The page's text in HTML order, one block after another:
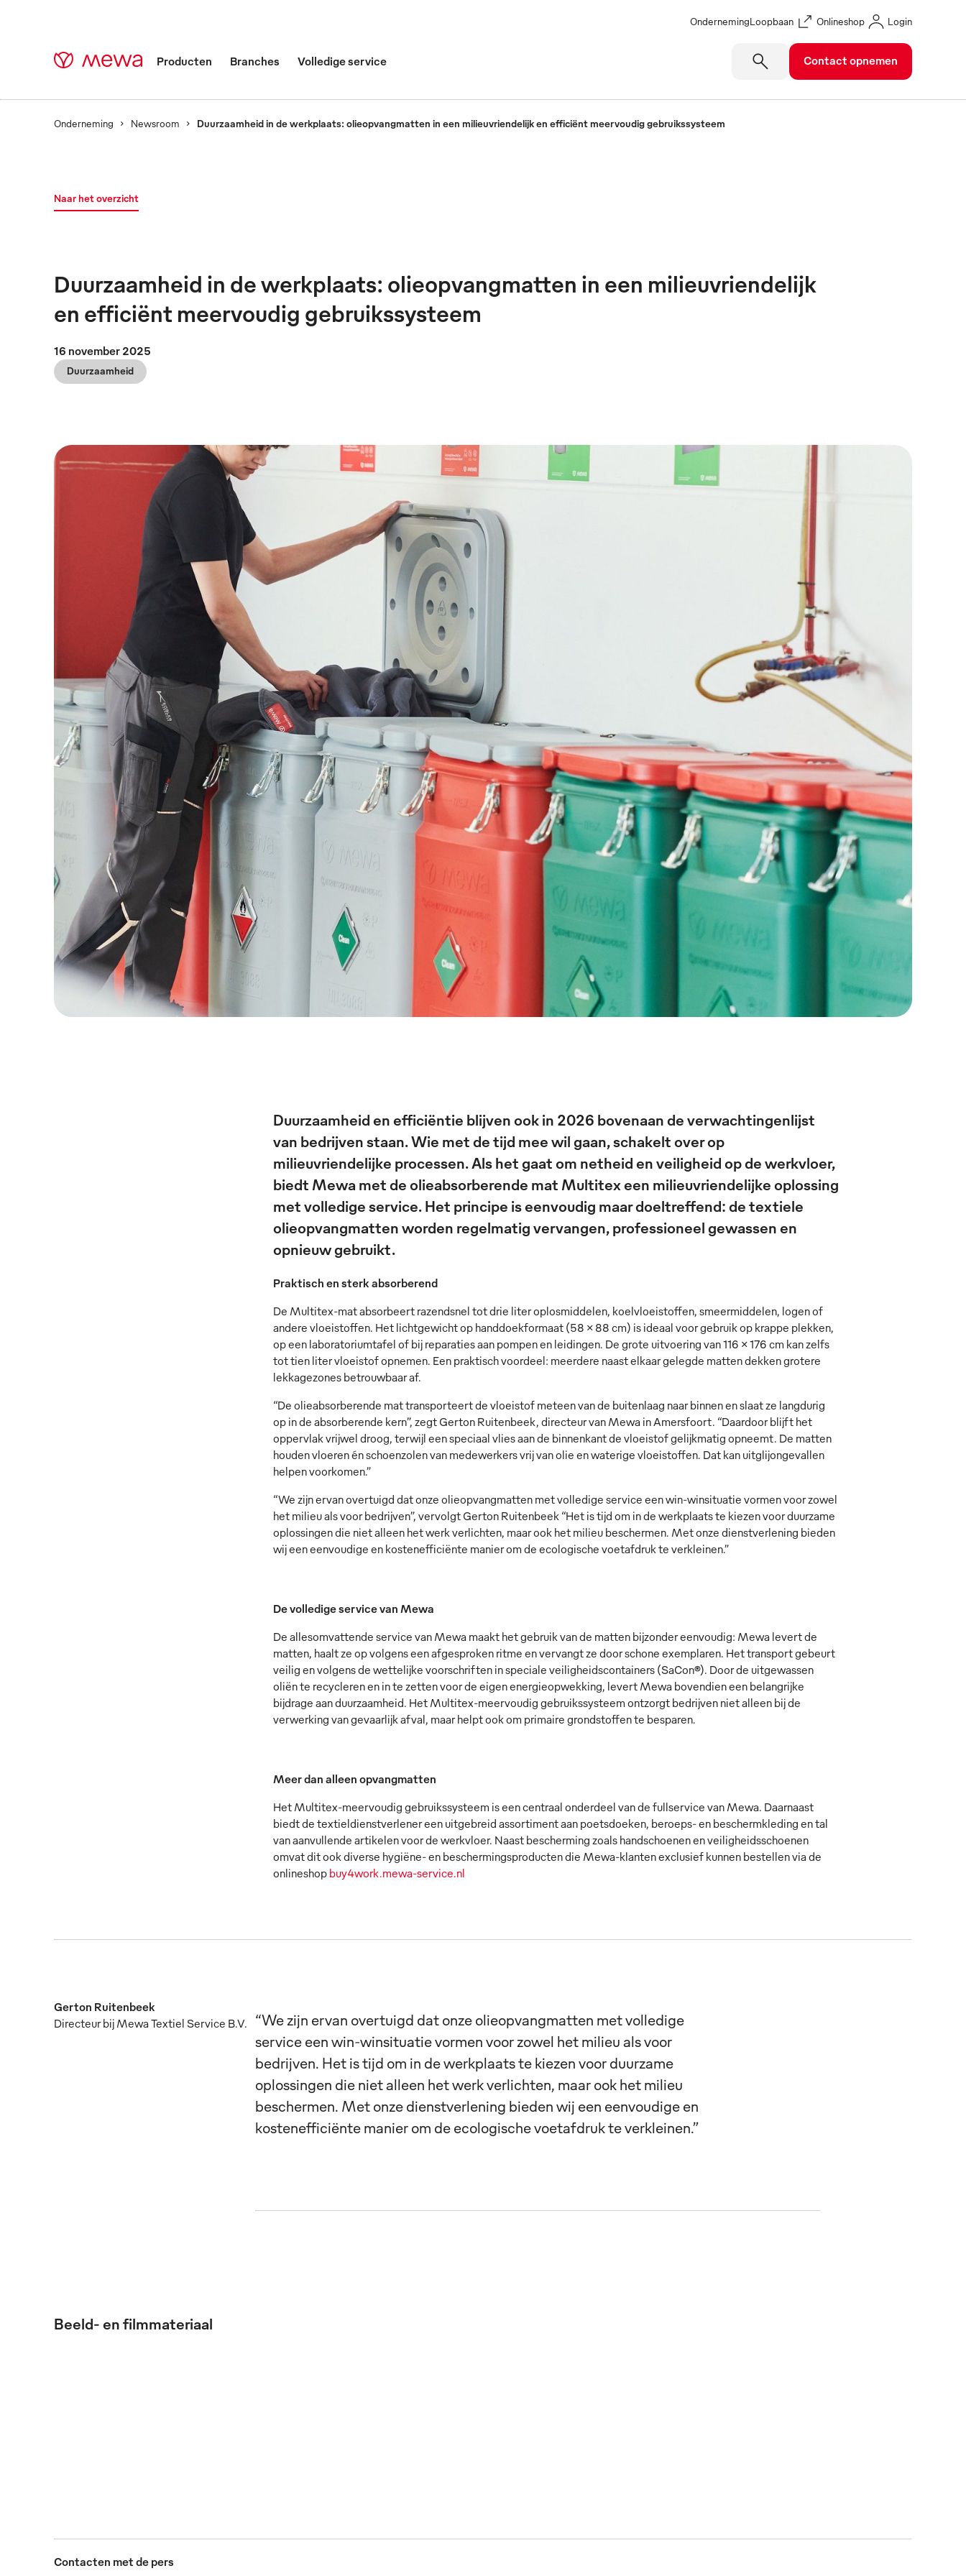
OndernemingLoopbaan Onlineshop Login
Producten Branches Volledige service Contact opnemen
Onderneming Newsroom Duurzaamheid in de werkplaats: olieopvangmatten in een milieuvriendelijk en efficiënt meervoudig gebruikssysteem
Naar het overzicht
Duurzaamheid in de werkplaats: olieopvangmatten in een milieuvriendelijk
en efficiënt meervoudig gebruikssysteem
16 november 2025
Duurzaamheid
Duurzaamheid en efficiëntie blijven ook in 2026 bovenaan de verwachtingenlijst
van bedrijven staan. Wie met de tijd mee wil gaan, schakelt over op
milieuvriendelijke processen. Als het gaat om netheid en veiligheid op de werkvloer,
biedt Mewa met de olieabsorberende mat Multitex een milieuvriendelijke oplossing
met volledige service. Het principe is eenvoudig maar doeltreffend: de textiele
olieopvangmatten worden regelmatig vervangen, professioneel gewassen en
opnieuw gebruikt.
Praktisch en sterk absorberend
De Multitex-mat absorbeert razendsnel tot drie liter oplosmiddelen, koelvloeistoffen, smeermiddelen, logen of
andere vloeistoffen. Het lichtgewicht op handdoekformaat (58 x 88 cm) is ideaal voor gebruik op krappe plekken,
op een laboratoriumtafel of bij reparaties aan pompen en leidingen. De grote uitvoering van 116 x 176 cm kan zelfs
tot tien liter vloeistof opnemen. Een praktisch voordeel: meerdere naast elkaar gelegde matten dekken grotere
lekkagezones betrouwbaar af.
“De olieabsorberende mat transporteert de vloeistof meteen van de buitenlaag naar binnen en slaat ze langdurig
op in de absorberende kern”, zegt Gerton Ruitenbeek, directeur van Mewa in Amersfoort. “Daardoor blijft het
oppervlak vrijwel droog, terwijl een speciaal vlies aan de binnenkant de vloeistof gelijkmatig opneemt. De matten
houden vloeren én schoenzolen van medewerkers vrij van olie en waterige vloeistoffen. Dat kan uitglijongevallen
helpen voorkomen.”
“We zijn ervan overtuigd dat onze olieopvangmatten met volledige service een win-winsituatie vormen voor zowel
het milieu als voor bedrijven”, vervolgt Gerton Ruitenbeek “Het is tijd om in de werkplaats te kiezen voor duurzame
oplossingen die niet alleen het werk verlichten, maar ook het milieu beschermen. Met onze dienstverlening bieden
wij een eenvoudige en kostenefficiënte manier om de ecologische voetafdruk te verkleinen.”
De volledige service van Mewa
De allesomvattende service van Mewa maakt het gebruik van de matten bijzonder eenvoudig: Mewa levert de
matten, haalt ze op volgens een afgesproken ritme en vervangt ze door schone exemplaren. Het transport gebeurt
veilig en volgens de wettelijke voorschriften in speciale veiligheidscontainers (SaCon®). Door de uitgewassen
oliën te recycleren en in te zetten voor de eigen energieopwekking, levert Mewa bovendien een belangrijke
bijdrage aan duurzaamheid. Het Multitex-meervoudig gebruikssysteem ontzorgt bedrijven niet alleen bij de
verwerking van gevaarlijk afval, maar helpt ook om primaire grondstoffen te besparen.
Meer dan alleen opvangmatten
Het Multitex-meervoudig gebruikssysteem is een centraal onderdeel van de fullservice van Mewa. Daarnaast
biedt de textieldienstverlener een uitgebreid assortiment aan poetsdoeken, beroeps- en beschermkleding en tal
van aanvullende artikelen voor de werkvloer. Naast bescherming zoals handschoenen en veiligheidsschoenen
omvat dit ook diverse hygiëne- en beschermingsproducten die Mewa-klanten exclusief kunnen bestellen via de
onlineshop buy4work.mewa-service.nl
Gerton Ruitenbeek
Directeur bij Mewa Textiel Service B.V.
“We zijn ervan overtuigd dat onze olieopvangmatten met volledige
service een win-winsituatie vormen voor zowel het milieu als voor
bedrijven. Het is tijd om in de werkplaats te kiezen voor duurzame
oplossingen die niet alleen het werk verlichten, maar ook het milieu
beschermen. Met onze dienstverlening bieden wij een eenvoudige en
kostenefficiënte manier om de ecologische voetafdruk te verkleinen.”
Beeld- en filmmateriaal
Contacten met de pers